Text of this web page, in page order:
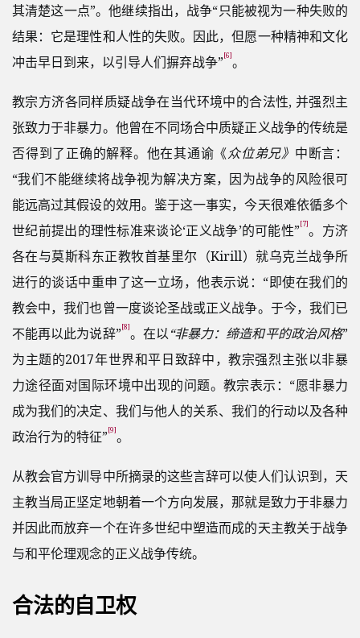
其清楚这一点”。他继续指出，战争“只能被视为一种失败的
结果：它是理性和人性的失败。因此，但愿一种精神和文化
冲击早日到来，以引导人们摒弃战争”[6]。
教宗方济各同样质疑战争在当代环境中的合法性, 并强烈主
张致力于非暴力。他曾在不同场合中质疑正义战争的传统是
否得到了正确的解释。他在其通谕《众位弟兄》 中断言：
“我们不能继续将战争视为解决方案，因为战争的风险很可
能远高过其假设的效用。鉴于这一事实，今天很难依循多个
世纪前提出的理性标准来谈论‘正义战争’的可能性”[7]。方济
各在与莫斯科东正教牧首基里尔（Kirill）就乌克兰战争所
进行的谈话中重申了这一立场，他表示说：“即使在我们的
教会中，我们也曾一度谈论圣战或正义战争。于今，我们已
不能再以此为说辞”[8]。在以“非暴力：缔造和平的政治风格”
为主题的2017年世界和平日致辞中，教宗强烈主张以非暴
力途径面对国际环境中出现的问题。教宗表示：“愿非暴力
成为我们的决定、我们与他人的关系、我们的行动以及各种
政治行为的特征”[9]。
从教会官方训导中所摘录的这些言辞可以使人们认识到，天
主教当局正坚定地朝着一个方向发展，那就是致力于非暴力
并因此而放弃一个在许多世纪中塑造而成的天主教关于战争
与和平伦理观念的正义战争传统。
合法的自卫权